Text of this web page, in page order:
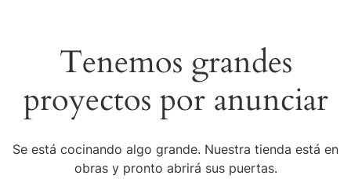
Tenemos grandes
proyectos por anunciar
Se está cocinando algo grande. Nuestra tienda está en
obras y pronto abrirá sus puertas.